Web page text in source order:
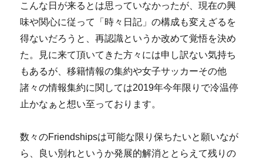
こんな日が来るとは思っていなかったが、現在の興
味や関心に従って「時々日記」の構成も変えざるを
得ないだろうと、再認識というか改めて覚悟を決め
た。見に来て頂いてきた方々には申し訳ない気持ち
もあるが、移籍情報の集約や女子サッカーその他
諸々の情報集約に関しては2019年今年限りで冷温停
止かなぁと想い至っております。
数々のFriendshipsは可能な限り保ちたいと願いなが
ら、良い別れというか発展的解消ととらえて残りの